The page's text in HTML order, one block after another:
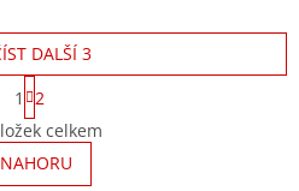
O
v
l
DALŠÍ 3
S
t
r
á
n
1
2
celkem
NAHORU